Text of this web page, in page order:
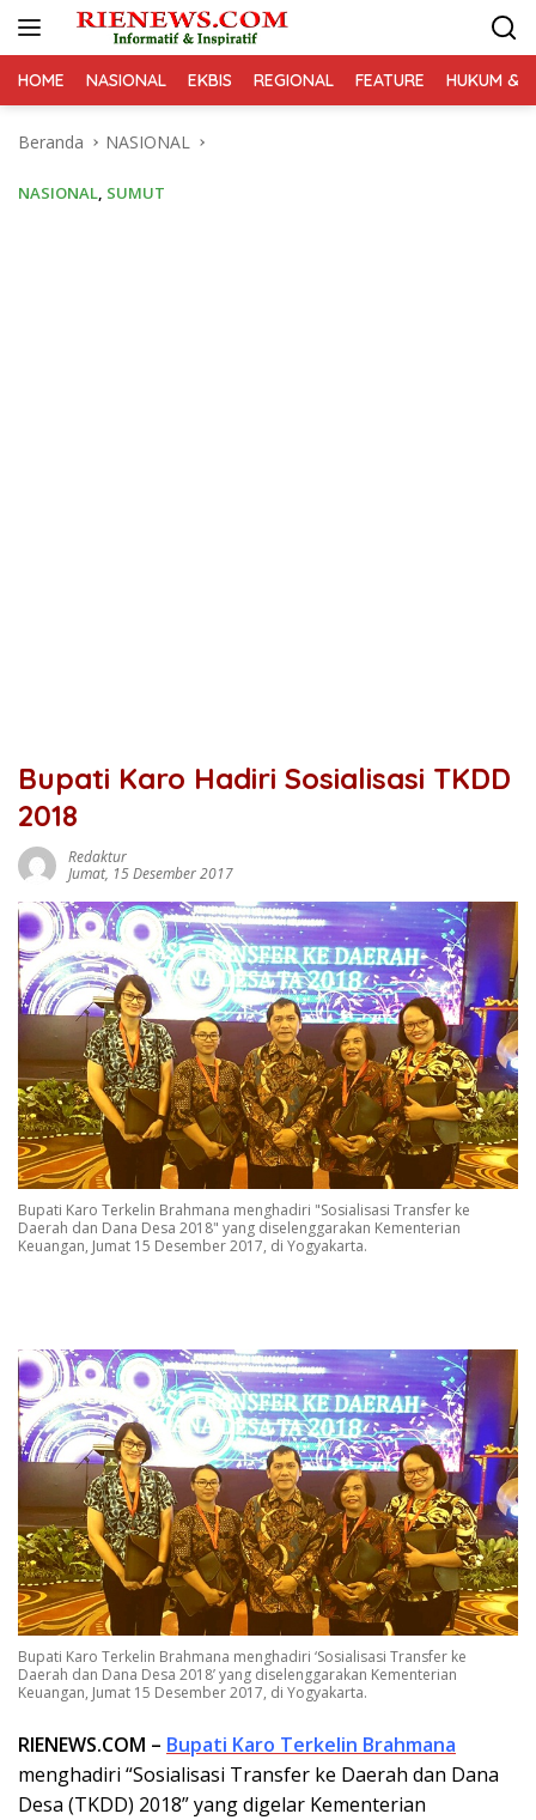
HOME NASIONAL EKBIS REGIONAL FEATURE HUKUM &
Beranda NASIONAL
NASIONAL, SUMUT
Bupati Karo Hadiri Sosialisasi TKDD
2018
Redaktur
Jumat, 15 Desember 2017
Bupati Karo Terkelin Brahmana menghadiri "Sosialisasi Transfer ke
Daerah dan Dana Desa 2018" yang diselenggarakan Kementerian
Keuangan, Jumat 15 Desember 2017, di Yogyakarta.
Bupati Karo Terkelin Brahmana menghadiri ‘Sosialisasi Transfer ke
Daerah dan Dana Desa 2018’ yang diselenggarakan Kementerian
Keuangan, Jumat 15 Desember 2017, di Yogyakarta.
RIENEWS.COM – Bupati Karo Terkelin Brahmana
menghadiri “Sosialisasi Transfer ke Daerah dan Dana
Desa (TKDD) 2018” yang digelar Kementerian